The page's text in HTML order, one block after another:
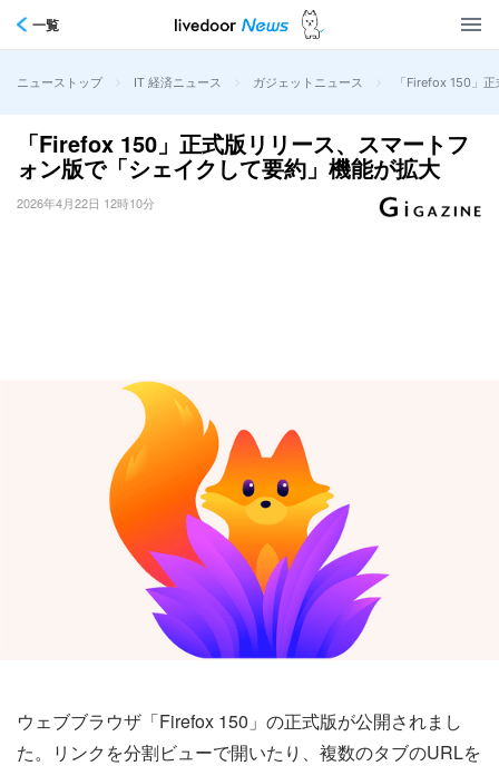
一覧
ニューストップ > IT 経済ニュース > ガジェットニュース > 「Firefox 150」
「Firefox 150」正式版リリース、スマートフ
ォン版で「シェイクして要約」機能が拡大
2026年4月22日 12時10分
ウェブブラウザ「Firefox 150」の正式版が公開されまし
た。リンクを分割ビューで開いたり、複数のタブのURLを